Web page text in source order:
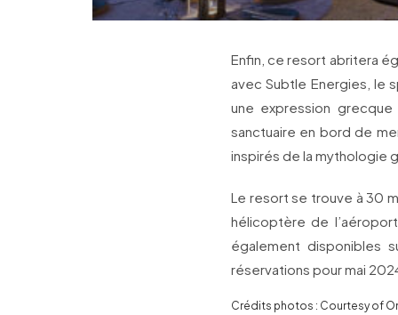
Enfin, ce resort abritera
avec Subtle Energies, le
une expression
sanctuaire en bord de
inspirés de la mythologie
Le resort se trouve à 30
hélicoptère de
également disponibles
réservations pour mai
Crédits photos : Courtesy of